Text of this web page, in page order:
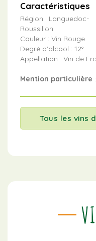
Caractéristiques
Région : Languedoc-
Roussillon
Couleur : Vin Rouge
Degré d'alcool : 12°
Appellation : Vin de
Mention particulière
Tous les vins